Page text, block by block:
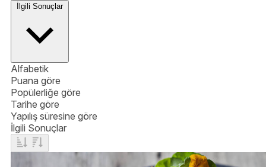
İlgili Sonuçlar
Alfabetik
Puana göre
Popülerliğe göre
Tarihe göre
Yapılış süresine göre
İlgili Sonuçlar